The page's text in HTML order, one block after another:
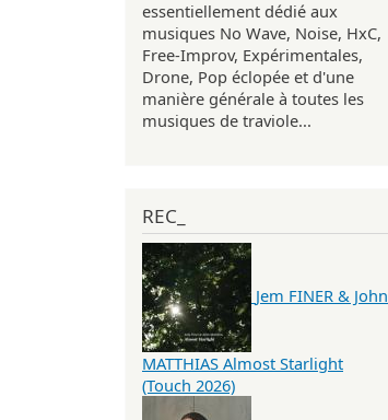
essentiellement dédié aux
musiques No Wave, Noise, HxC,
Free-Improv, Expérimentales,
Drone, Pop éclopée et d'une
manière générale à toutes les
musiques de traviole...
REC_
Jem FINER & John
MATTHIAS Almost Starlight
(Touch 2026)